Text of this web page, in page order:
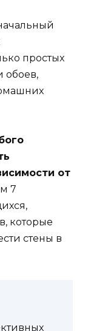
простых
обоев,
от
7
которые
стены в